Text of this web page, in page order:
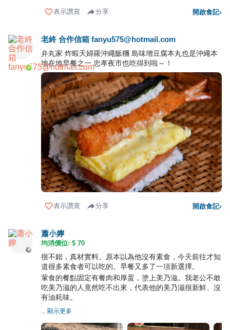
表示讚賞 分享 開啟食記›
老終 合作信箱 fanyu575@hotmail.com
弁丸家 炸蝦天婦羅沖繩飯糰 島味增豆腐本丸也是沖繩本
地在地早餐之一 忠孝夜市也吃得到啦～！
表示讚賞 分享 開啟食記›
蕭小嬣
均消價位: $ 70
很不錯，真材實料。原本以為他沒有素食，今天前往才知
道很多素食者可以吃的。早餐又多了一項新選擇。
葷食的餐點固定有餐肉和厚蛋，塗上美乃滋。我老公不敢
吃美乃滋的人竟然吃不出來，代表他的美乃滋很新鮮、沒
有油耗味。
... 顯示更多